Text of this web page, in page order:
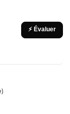
⚡ Évaluer